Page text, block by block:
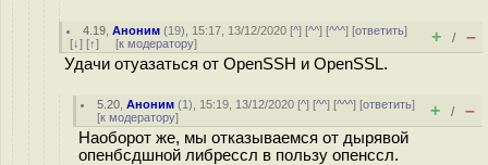
4.19 ,Аноним (19), 15:17, 13/12/2020 [^] [^^] [^^^] [ответить]
[↓] [↑] [к модератору] + / –
Удачи отуазаться от OpenSSH и OpenSSL.
5.20 ,Аноним (1), 15:19, 13/12/2020 [^] [^^] [^^^] [ответить]
[к модератору] + / –
Наоборот же, мы отказываемся от дырявой
опенбсдшной либрессл в пользу опенссл.